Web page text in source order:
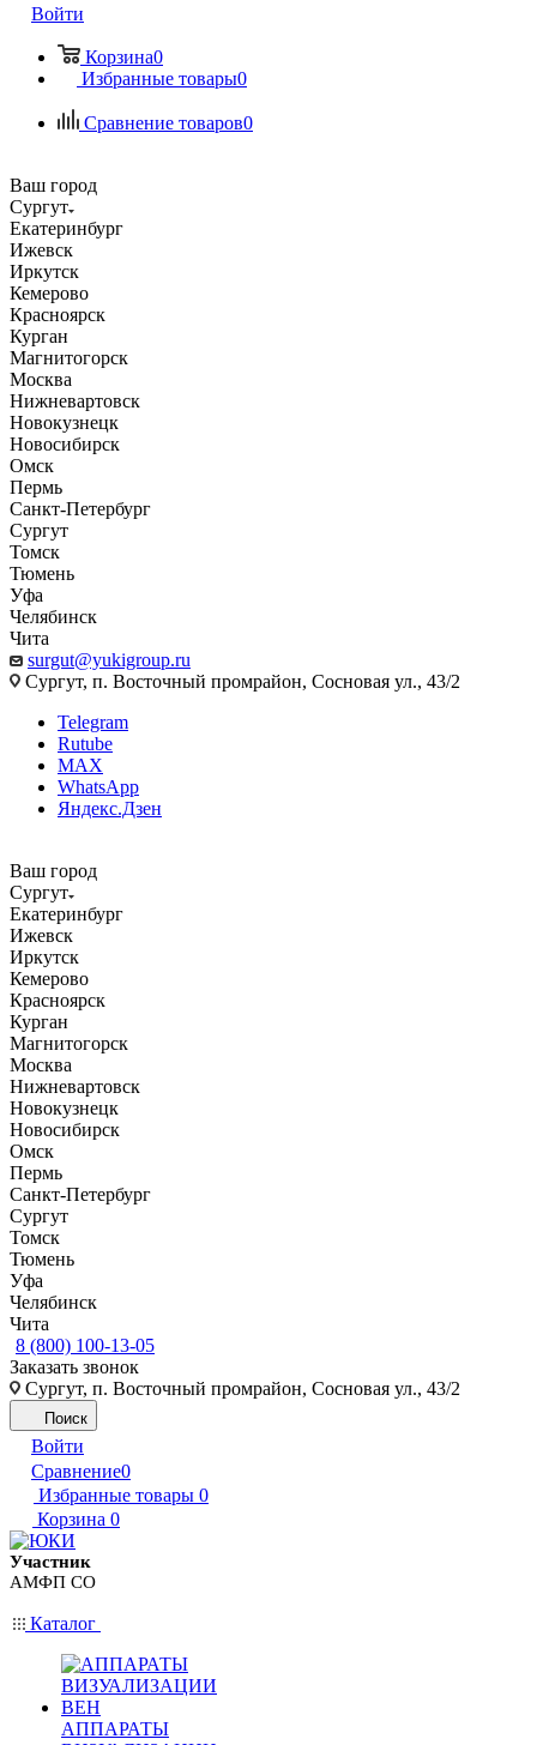
Войти
Корзина0
Избранные товары0
Сравнение товаров0
Ваш город
Сургут
Екатеринбург
Ижевск
Иркутск
Кемерово
Красноярск
Курган
Магнитогорск
Москва
Нижневартовск
Новокузнецк
Новосибирск
Омск
Пермь
Санкт-Петербург
Сургут
Томск
Тюмень
Уфа
Челябинск
Чита
surgut@yukigroup.ru
Сургут, п. Восточный промрайон, Сосновая ул., 43/2
Telegram
Rutube
MAX
WhatsApp
Яндекс.Дзен
Ваш город
Сургут
Екатеринбург
Ижевск
Иркутск
Кемерово
Красноярск
Курган
Магнитогорск
Москва
Нижневартовск
Новокузнецк
Новосибирск
Омск
Пермь
Санкт-Петербург
Сургут
Томск
Тюмень
Уфа
Челябинск
Чита
8 (800) 100-13-05
Заказать звонок
Сургут, п. Восточный промрайон, Сосновая ул., 43/2
Поиск
Войти
Сравнение0
Избранные товары 0
Корзина 0
Участник
АМФП СО
Каталог
АППАРАТЫ